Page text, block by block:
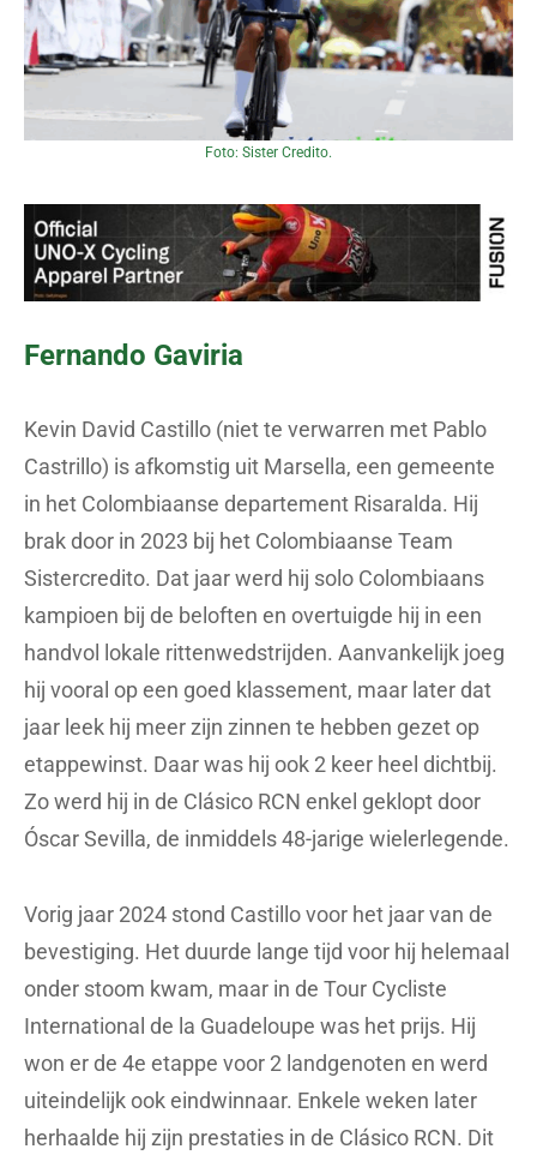
Foto: Sister Credito.
Fernando Gaviria
Kevin David Castillo (niet te verwarren met Pablo
Castrillo) is afkomstig uit Marsella, een gemeente
in het Colombiaanse departement Risaralda. Hij
brak door in 2023 bij het Colombiaanse Team
Sistercredito. Dat jaar werd hij solo Colombiaans
kampioen bij de beloften en overtuigde hij in een
handvol lokale rittenwedstrijden. Aanvankelijk joeg
hij vooral op een goed klassement, maar later dat
jaar leek hij meer zijn zinnen te hebben gezet op
etappewinst. Daar was hij ook 2 keer heel dichtbij.
Zo werd hij in de Clásico RCN enkel geklopt door
Óscar Sevilla, de inmiddels 48-jarige wielerlegende.
Vorig jaar 2024 stond Castillo voor het jaar van de
bevestiging. Het duurde lange tijd voor hij helemaal
onder stoom kwam, maar in de Tour Cycliste
International de la Guadeloupe was het prijs. Hij
won er de 4e etappe voor 2 landgenoten en werd
uiteindelijk ook eindwinnaar. Enkele weken later
herhaalde hij zijn prestaties in de Clásico RCN. Dit